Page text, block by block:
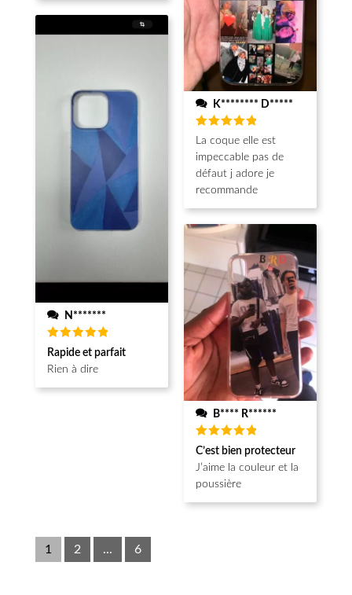
N*******
Note 5
sur 5
Rapide et parfait
Rien à dire
K******** D*****
Note5
sur 5
La coque elle est
impeccable pas de
défaut j adore je
recommande
B**** R******
Note5
sur 5
C’est bien protecteur
J’aime la couleur et la
poussière
1 2 ... 6